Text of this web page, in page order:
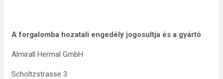
A forgalomba hozatali engedély jogosultja és a gyártó
Almirall Hermal GmbH
Scholtzstrasse 3